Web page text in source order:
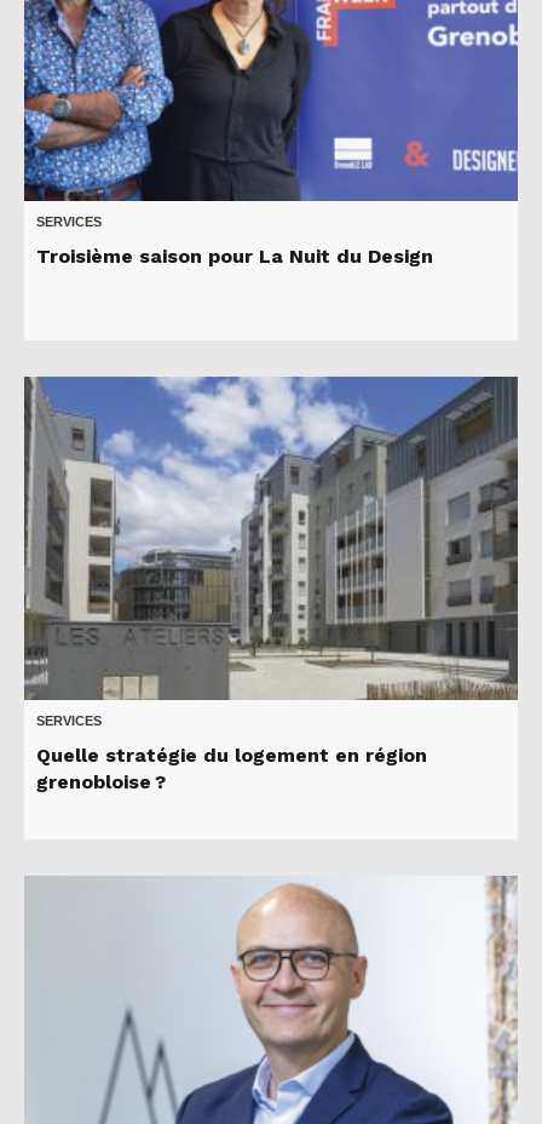
SERVICES
Troisième saison pour La Nuit du Design
SERVICES
Quelle stratégie du logement en région
grenobloise ?